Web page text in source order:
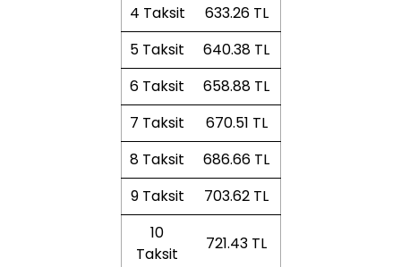
4 Taksit
633.26 TL
5 Taksit
640.38 TL
6 Taksit
658.88 TL
7 Taksit
670.51 TL
8 Taksit
686.66 TL
9 Taksit
703.62 TL
10
Taksit
721.43 TL